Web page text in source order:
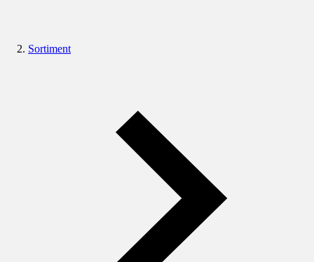
Sortiment